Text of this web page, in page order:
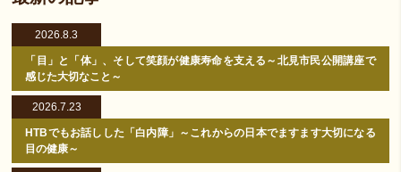
2026.8.3
「目」と「体」、そして笑顔が健康寿命を支える～北見市民公開講座で
感じた大切なこと～
2026.7.23
HTBでもお話しした「白内障」～これからの日本でますます大切になる
目の健康～